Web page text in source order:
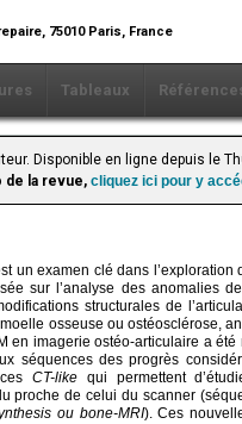
75010 Paris, France
Tableaux
Disponible en ligne depuis le
de la revue, cliquez ici pour y
un examen clé dans
sur l’analyse des anomalies
structurales de
osseuse ou ostéosclérose,
en imagerie ostéo-articulaire a
séquences des progrès
CT-likequi permettent
proche de celui du scanner
ou bone-MRI). Ces